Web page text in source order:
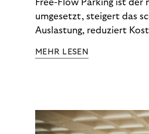
Free-Flow Parking ist der
umgesetzt, steigert das
Auslastung, reduziert
langfristig erfolgreich ist,
MEHR LESEN